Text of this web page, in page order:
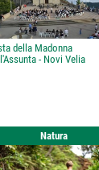
della Madonna
- Novi Velia
Natura